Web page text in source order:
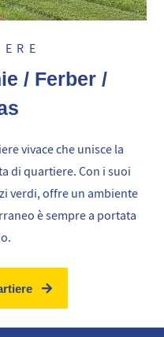
/ Ferber /
vivace che unisce la
di quartiere. Con i suoi
verdi, offre un ambiente
è sempre a portata